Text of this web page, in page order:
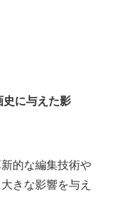
史に与えた影
新的な編集技術や
きな影響を与え